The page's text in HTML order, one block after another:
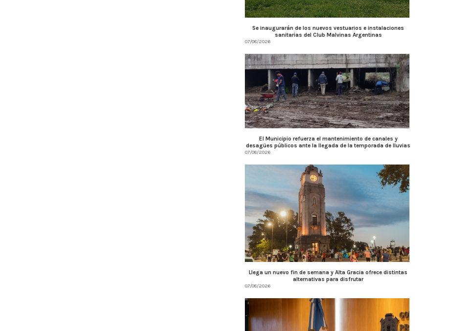
Se inaugurarán de los nuevos vestuarios e instalaciones
sanitarias del Club Malvinas Argentinas
07/08/2026
El Municipio refuerza el mantenimiento de canales y
desagües públicos ante la llegada de la temporada de lluvias
07/08/2026
Llega un nuevo fin de semana y Alta Gracia ofrece distintas
alternativas para disfrutar
07/08/2026